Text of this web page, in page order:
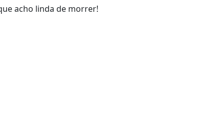
acho linda de morrer!